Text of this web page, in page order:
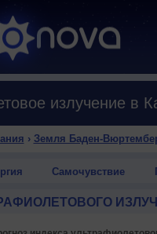
излучение в
› Земля Баден-
Самочувствие